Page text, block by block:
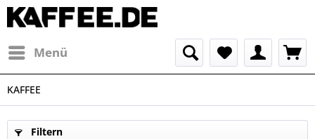
Menü
KAFFEE
Filtern